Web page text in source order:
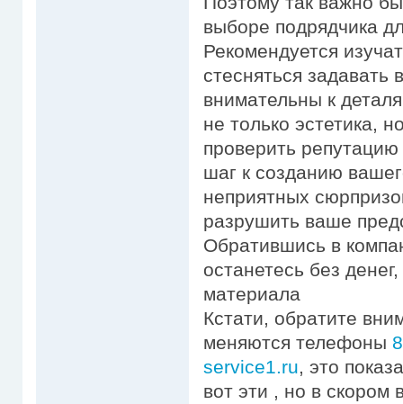
выборе подрядчика
Рекомендуется
стесняться
внимательны к
не только эстетика,
проверить
шаг к созданию
неприятных
разрушить ваше
Обратившись в
останетесь без
материала
Кстати, обратите
меняются телефоны
service1.ru, это
вот эти , но в скором